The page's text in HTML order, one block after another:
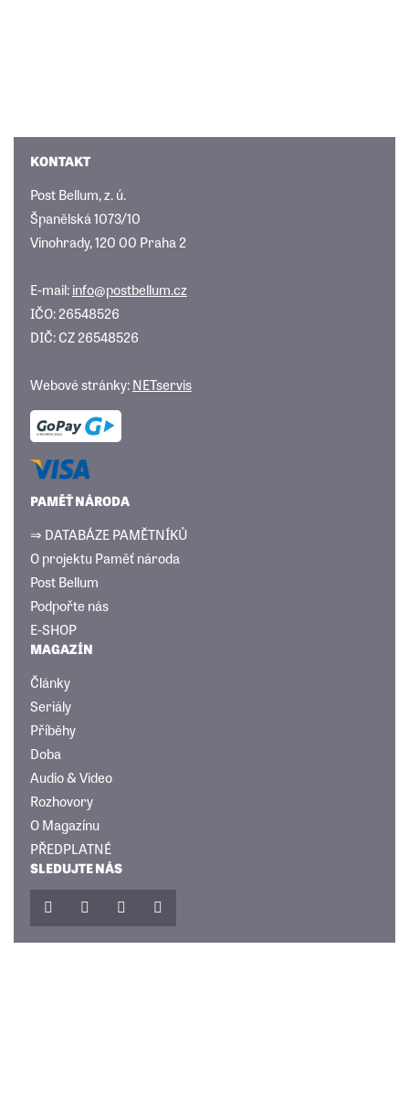
KONTAKT
Post Bellum, z. ú.
Španělská 1073/10
Vinohrady, 120 00 Praha 2
E-mail:info@postbellum.cz
IČO: 26548526
DIČ: CZ 26548526
Webové stránky:NETservis
PAMĚŤ NÁRODA
⇒ DATABÁZE PAMĚTNÍKŮ
O projektu Paměť národa
Post Bellum
Podpořte nás
E-SHOP
MAGAZÍN
Články
Seriály
Příběhy
Doba
Audio & Video
Rozhovory
O Magazínu
PŘEDPLATNÉ
SLEDUJTE NÁS